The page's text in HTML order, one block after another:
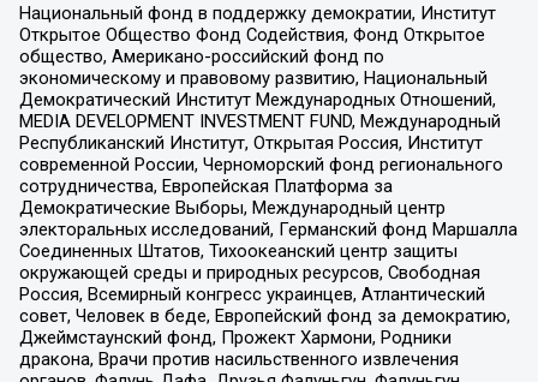
Национальный фонд в поддержку демократии, Институт
Открытое Общество Фонд Содействия, Фонд Открытое
общество, Американо-российский фонд по
экономическому и правовому развитию, Национальный
Демократический Институт Международных Отношений,
MEDIA DEVELOPMENT INVESTMENT FUND, Международный
Республиканский Институт, Открытая Россия, Институт
современной России, Черноморский фонд регионального
сотрудничества, Европейская Платформа за
Демократические Выборы, Международный центр
электоральных исследований, Германский фонд Маршалла
Соединенных Штатов, Тихоокеанский центр защиты
окружающей среды и природных ресурсов, Свободная
Россия, Всемирный конгресс украинцев, Атлантический
совет, Человек в беде, Европейский фонд за демократию,
Джеймстаунский фонд, Прожект Хармони, Родники
дракона, Врачи против насильственного извлечения